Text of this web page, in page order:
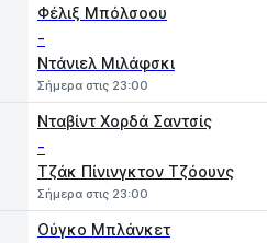
Φέλιξ Μπόλσοου
-
Ντάνιελ Μιλάφσκι
Σήμερα στις 23:00
Νταβίντ Χορδά Σαντσίς
-
Τζάκ Πίνινγκτον Τζόουνς
Σήμερα στις 23:00
Oύγκο Μπλάνκετ